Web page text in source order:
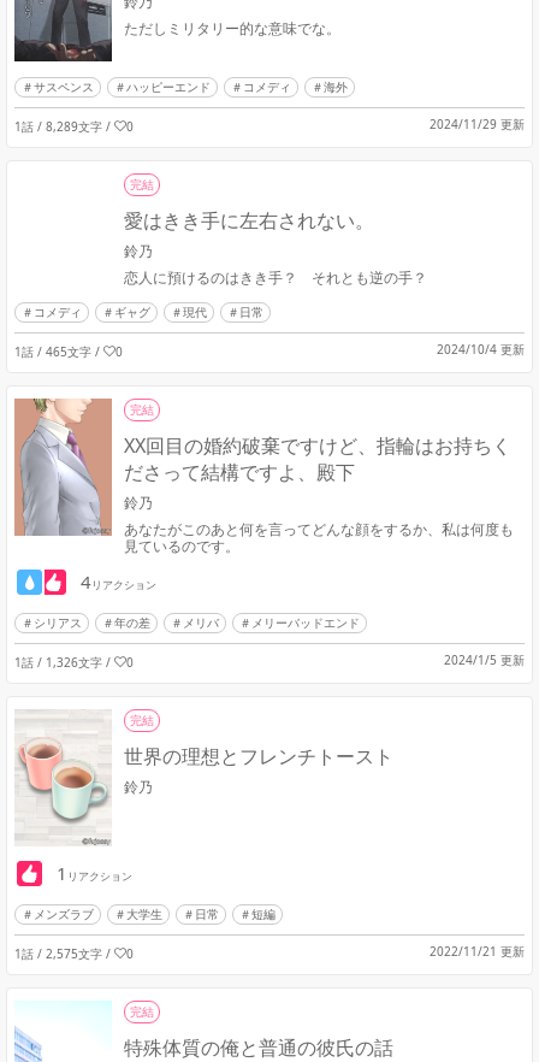
ただしミリタリー的な意味でな。
サスペンス ハッピーエンド コメディ 海外
1話 / 8,289文字 / 0 2024/11/29 更新
完結
愛はきき手に左右されない。
鈴乃
恋人に預けるのはきき手？ それとも逆の手？
コメディ ギャグ 現代 日常
1話 / 465文字 / 0 2024/10/4 更新
完結
XX回目の婚約破棄ですけど、指輪はお持ちく
ださって結構ですよ、殿下
鈴乃
あなたがこのあと何を言ってどんな顔をするか、私は何度も
見ているのです。
4リアクション
シリアス 年の差 メリバ メリーバッドエンド
1話 / 1,326文字 / 0 2024/1/5 更新
完結
世界の理想とフレンチトースト
鈴乃
1 リアクション
メンズラブ 大学生 日常 短編
1話 / 2,575文字 / 0 2022/11/21 更新
完結
特殊体質の俺と普通の彼氏の話